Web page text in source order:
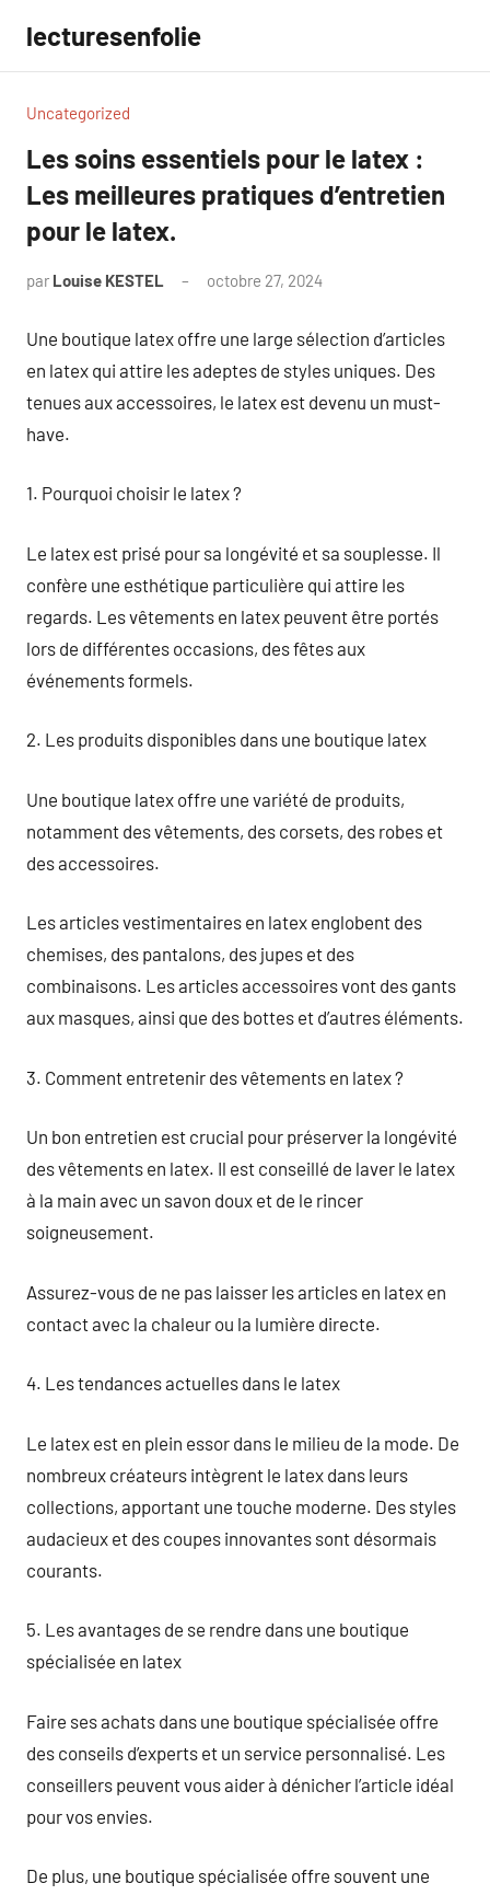
contenu
lecturesenfolie
Uncategorized
Les soins essentiels pour le latex :
Les meilleures pratiques d’entretien
pour le latex.
par Louise KESTEL octobre 27, 2024
Une boutique latex offre une large sélection d’articles
en latex qui attire les adeptes de styles uniques. Des
tenues aux accessoires, le latex est devenu un must-
have.
1. Pourquoi choisir le latex ?
Le latex est prisé pour sa longévité et sa souplesse. Il
confère une esthétique particulière qui attire les
regards. Les vêtements en latex peuvent être portés
lors de différentes occasions, des fêtes aux
événements formels.
2. Les produits disponibles dans une boutique latex
Une boutique latex offre une variété de produits,
notamment des vêtements, des corsets, des robes et
des accessoires.
Les articles vestimentaires en latex englobent des
chemises, des pantalons, des jupes et des
combinaisons. Les articles accessoires vont des gants
aux masques, ainsi que des bottes et d’autres éléments.
3. Comment entretenir des vêtements en latex ?
Un bon entretien est crucial pour préserver la longévité
des vêtements en latex. Il est conseillé de laver le latex
à la main avec un savon doux et de le rincer
soigneusement.
Assurez-vous de ne pas laisser les articles en latex en
contact avec la chaleur ou la lumière directe.
4. Les tendances actuelles dans le latex
Le latex est en plein essor dans le milieu de la mode. De
nombreux créateurs intègrent le latex dans leurs
collections, apportant une touche moderne. Des styles
audacieux et des coupes innovantes sont désormais
courants.
5. Les avantages de se rendre dans une boutique
spécialisée en latex
Faire ses achats dans une boutique spécialisée offre
des conseils d’experts et un service personnalisé. Les
conseillers peuvent vous aider à dénicher l’article idéal
pour vos envies.
De plus, une boutique spécialisée offre souvent une